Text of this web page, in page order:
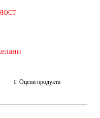
Оцени продукта